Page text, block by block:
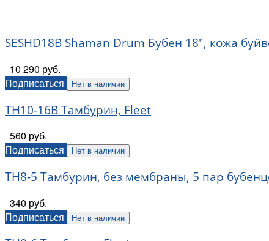
SESHD18B Shaman Drum Бубен 18", кожа
10 290 руб.
Подписаться
Нет в наличии
TH10-16B Тамбурин, Fleet
560 руб.
Подписаться
Нет в наличии
TH8-5 Тамбурин, без мембраны, 5 пар
340 руб.
Подписаться
Нет в наличии